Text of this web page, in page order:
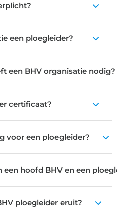
een ploegleider?
een BHV organisatie nodig?
certificaat?
voor een ploegleider?
hoofd BHV en een
ploegleider eruit?